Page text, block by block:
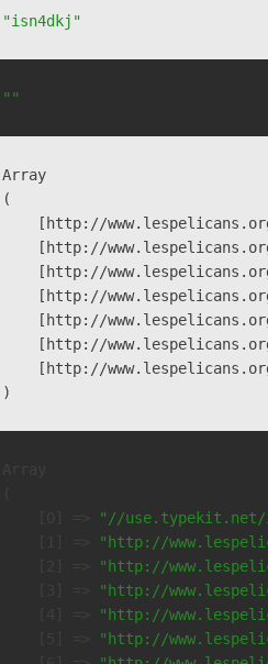
"isn4dkj"
""
Array
(
[http://
[http://
[http://
[http://
[http://
[http://
[http://
"//
"http://
"http://
"http://
"http://
"http://